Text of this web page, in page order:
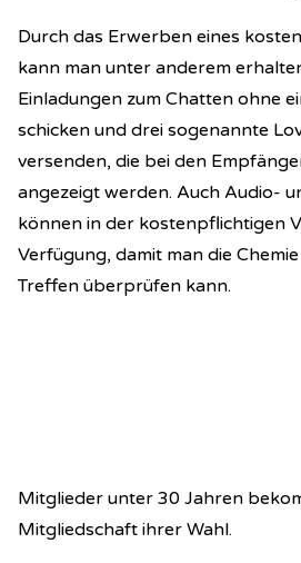
Durch das Erwerben eines
kann man unter anderem
Einladungen zum Chatten ohne
schicken und drei sogenannte
versenden, die bei den
angezeigt werden. Auch Audio-
können in der kostenpflichtigen
Verfügung, damit man die
Treffen überprüfen kann.
Mitglieder unter 30 Jahren
Mitgliedschaft ihrer Wahl.